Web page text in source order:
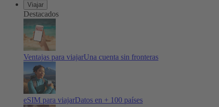
Viajar
Destacados
Ventajas para viajarUna cuenta sin fronteras
eSIM para viajarDatos en + 100 países